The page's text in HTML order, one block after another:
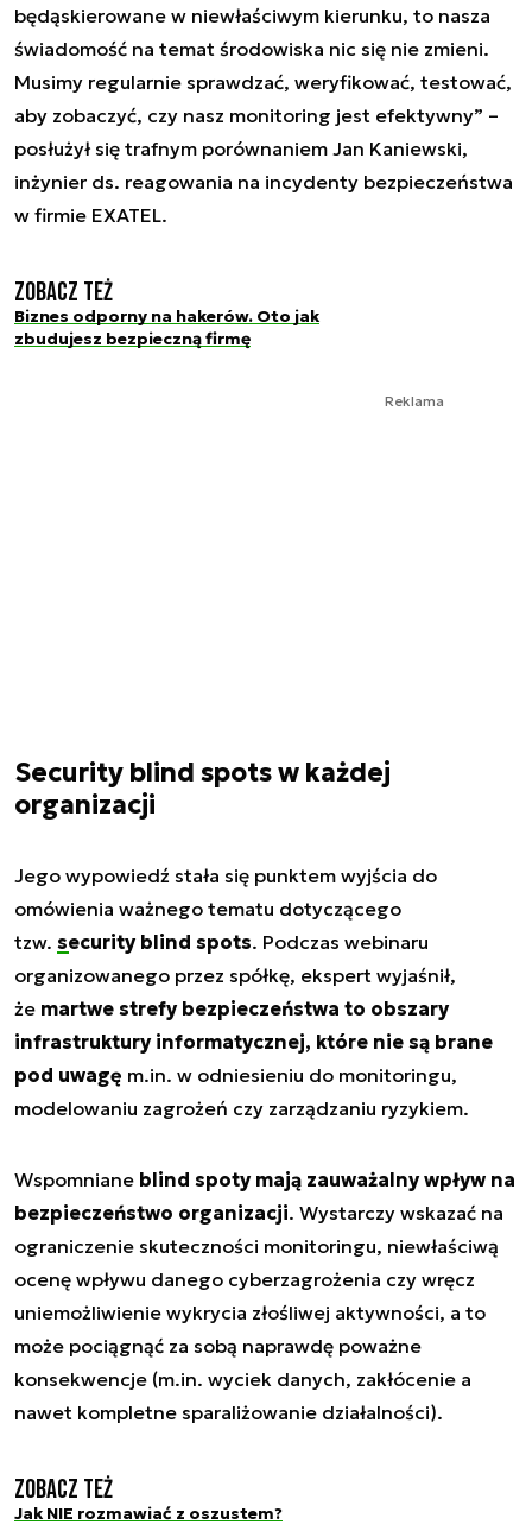
będąskierowane w niewłaściwym kierunku, to nasza
świadomość na temat środowiska nic się nie zmieni.
Musimy regularnie sprawdzać, weryfikować, testować,
aby zobaczyć, czy nasz monitoring jest efektywny” –
posłużył się trafnym porównaniem Jan Kaniewski,
inżynier ds. reagowania na incydenty bezpieczeństwa
w firmie EXATEL.
Zobacz też
Biznes odporny na hakerów. Oto jak
zbudujesz bezpieczną firmę
Reklama
Security blind spots w każdej
organizacji
Jego wypowiedź stała się punktem wyjścia do
omówienia ważnego tematu dotyczącego
tzw. security blind spots. Podczas webinaru
organizowanego przez spółkę, ekspert wyjaśnił,
że martwe strefy bezpieczeństwa to obszary
infrastruktury informatycznej, które nie są brane
pod uwagę m.in. w odniesieniu do monitoringu,
modelowaniu zagrożeń czy zarządzaniu ryzykiem.
Wspomniane blind spoty mają zauważalny wpływ na
bezpieczeństwo organizacji. Wystarczy wskazać na
ograniczenie skuteczności monitoringu, niewłaściwą
ocenę wpływu danego cyberzagrożenia czy wręcz
uniemożliwienie wykrycia złośliwej aktywności, a to
może pociągnąć za sobą naprawdę poważne
konsekwencje (m.in. wyciek danych, zakłócenie a
nawet kompletne sparaliżowanie działalności).
Zobacz też
Jak NIE rozmawiać z oszustem?